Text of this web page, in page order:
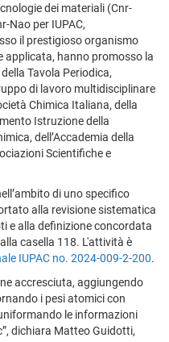
dei materiali (Cnr-
Nao per IUPAC,
il prestigioso organismo
applicata, hanno promosso la
Tavola Periodica,
di lavoro multidisciplinare
Chimica Italiana, della
Istruzione della
dell’Accademia della
Scientifiche e
di uno specifico
alla revisione sistematica
e alla definizione concordata
casella 118. L'attività è
IUPAC no. 2024-009-2-200.
accresciuta, aggiungendo
i pesi atomici con
le informazioni
dichiara Matteo Guidotti,